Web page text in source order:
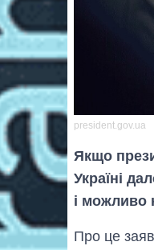
president.gov.ua
Якщо
Україні
і можливо
Про це